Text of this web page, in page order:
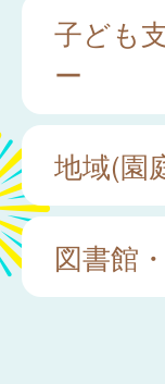
子ども
ー
地域(園
図書館